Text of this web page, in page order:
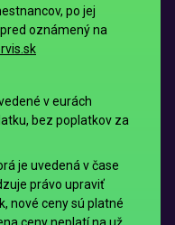
po jej
oznámený na
v eurách
bez poplatkov za
je uvedená v čase
právo upraviť
nové ceny sú platné